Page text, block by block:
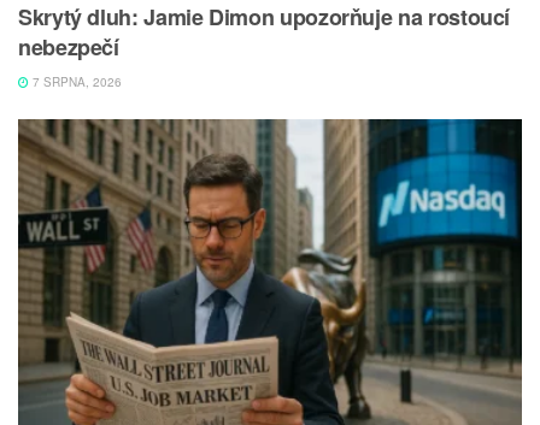
Skrytý dluh: Jamie Dimon upozorňuje na rostoucí
nebezpečí
7 SRPNA, 2026